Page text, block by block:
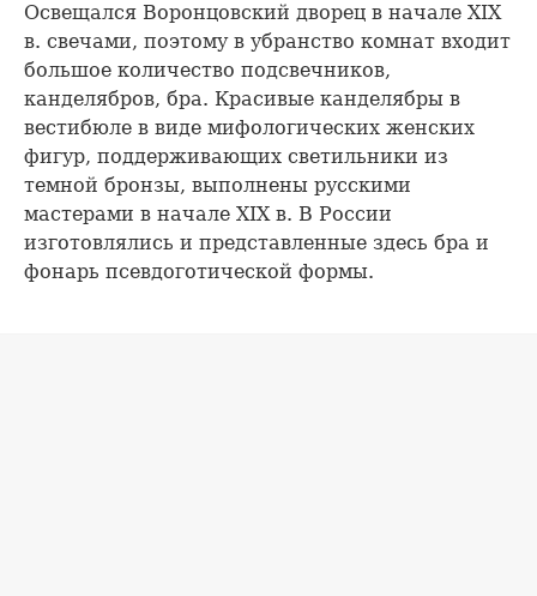
Освещался Воронцовский дворец в начале XIX
в. свечами, поэтому в убранство комнат входит
большое количество подсвечников,
канделябров, бра. Красивые канделябры в
вестибюле в виде мифологических женских
фигур, поддерживающих светильники из
темной бронзы, выполнены русскими
мастерами в начале XIX в. В России
изготовлялись и представленные здесь бра и
фонарь псевдоготической формы.